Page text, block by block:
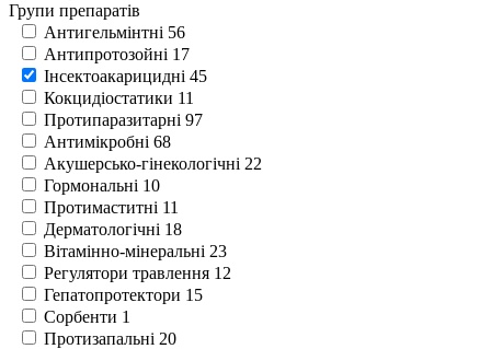
Групи препаратів
Антигельмінтні 56
Антипротозойні 17
Інсектоакарицидні 45
Кокцидіостатики 11
Протипаразитарні 97
Антимікробні 68
Акушерсько-гінекологічні 22
Гормональні 10
Протимаститні 11
Дерматологічні 18
Вітамінно-мінеральні 23
Регулятори травлення 12
Гепатопротектори 15
Сорбенти 1
Протизапальні 20